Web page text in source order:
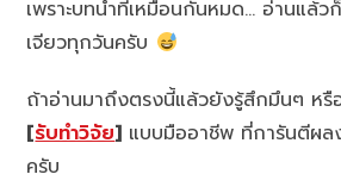
เพราะบทนำที่เหมือนกันหมด… อ่านแล้ว
เจียวทุกวันครับ
ถ้าอ่านมาถึงตรงนี้แล้วยังรู้สึกมึนๆ หรื
[รับทำวิจัย] แบบมืออาชีพ ที่การันตีผล
ครับ